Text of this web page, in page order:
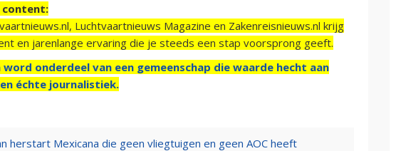
content:
Luchtvaartnieuws Magazine en Zakenreisnieuws.nl krijg
en jarenlange ervaring die je steeds een stap voorsprong geeft.
onderdeel van een gemeenschap die waarde hecht aan
échte journalistiek.
herstart Mexicana die geen vliegtuigen en geen AOC heeft